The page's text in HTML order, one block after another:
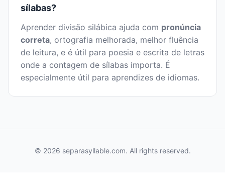
sílabas?
Aprender divisão silábica ajuda com pronúncia
correta, ortografia melhorada, melhor fluência
de leitura, e é útil para poesia e escrita de letras
onde a contagem de sílabas importa. É
especialmente útil para aprendizes de idiomas.
© 2026 separasyllable.com. All rights reserved.